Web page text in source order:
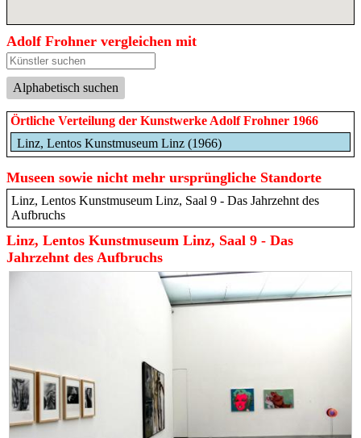
Adolf Frohner vergleichen mit
Alphabetisch suchen
Örtliche Verteilung der Kunstwerke Adolf Frohner 1966
Linz, Lentos Kunstmuseum Linz (1966)
Museen sowie nicht mehr ursprüngliche Standorte
Linz, Lentos Kunstmuseum Linz, Saal 9 - Das Jahrzehnt des
Aufbruchs
Linz, Lentos Kunstmuseum Linz, Saal 9 - Das
Jahrzehnt des Aufbruchs